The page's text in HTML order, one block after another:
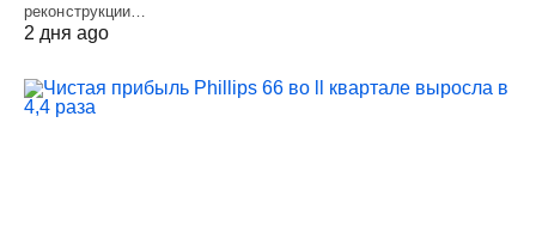
реконструкции…
2 дня ago